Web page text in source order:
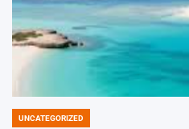
POSTED
UNCATEGORIZED